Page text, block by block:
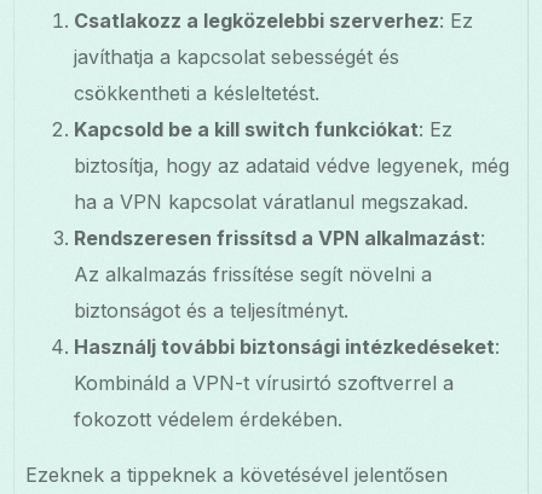
Csatlakozz a legközelebbi szerverhez: Ez
javíthatja a kapcsolat sebességét és
csökkentheti a késleltetést.
Kapcsold be a kill switch funkciókat: Ez
biztosítja, hogy az adataid védve legyenek, még
ha a VPN kapcsolat váratlanul megszakad.
Rendszeresen frissítsd a VPN alkalmazást:
Az alkalmazás frissítése segít növelni a
biztonságot és a teljesítményt.
Használj további biztonsági intézkedéseket:
Kombináld a VPN-t vírusirtó szoftverrel a
fokozott védelem érdekében.
Ezeknek a tippeknek a követésével jelentősen